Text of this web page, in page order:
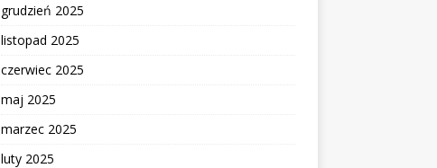
grudzień 2025
listopad 2025
czerwiec 2025
maj 2025
marzec 2025
luty 2025